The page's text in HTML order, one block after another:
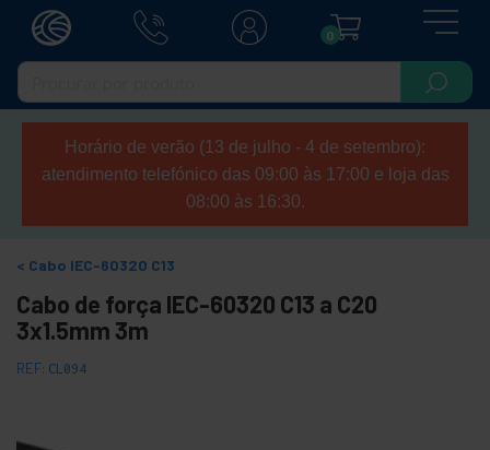
0
Horário de verão (13 de julho - 4 de setembro):
atendimento telefónico das 09:00 às 17:00 e loja das
08:00 às 16:30.
Cabo IEC-60320 C13
Cabo de força IEC-60320 C13 a C20
3x1.5mm 3m
REF: CL094